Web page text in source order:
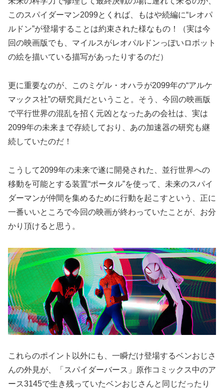
このスパイダーマン2099とくれば、もはや続編に“レオパ
ルドン”が登場することは約束された様なもの！（実は今
回の映画版でも、マイルスがレオパルドンっぽいロボット
の絵を描いている描写があったりするのだ）
更に重要なのが、このミゲル・オハラが2099年の“アルケ
マックス社”の研究員だということ。そう、今回の映画版
で平行世界の混乱を招く元凶となったあの会社は、実は
2099年の未来まで存続しており、あの加速器の研究も継
続していたのだ！
こうして2099年の未来で遂に開発された、並行世界への
移動を可能とする装置“ポータル”を使って、未来のスパイ
ダーマンが仲間を集めるために行動を起こすという、正に
一番いいところで今回の映画が終わっていたことが、お分
かり頂けると思う。
これらのポイント以外にも、一瞬だけ登場するベンおじさ
んの外見が、「スパイダーバース」原作コミックス中のア
ース3145で生き残っていたベンおじさんと同じだったり